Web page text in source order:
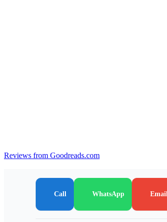
Reviews from Goodreads.com
Call WhatsApp Email